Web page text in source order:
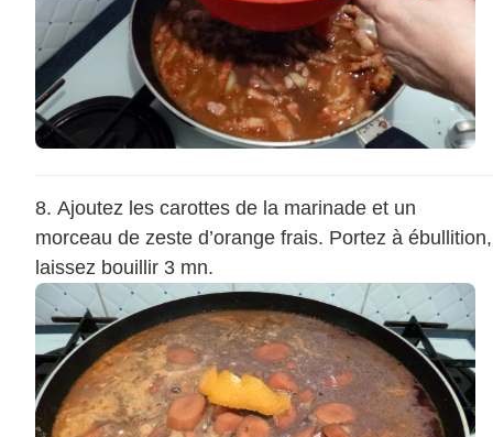
Ajoutez les carottes de la marinade et un
morceau de zeste d’orange frais. Portez à ébullition,
laissez bouillir 3 mn.